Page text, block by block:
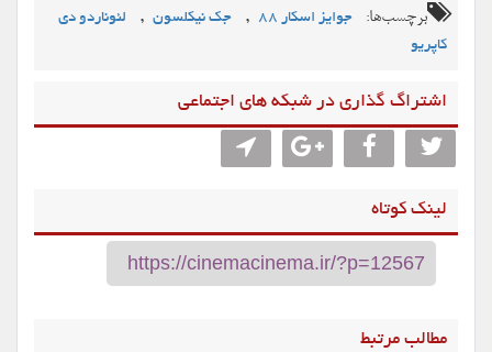
برچسب‌ها: جوایز اسکار 88 , جک نیکلسون ,
لئوناردو دی‌
کاپریو
اشتراگ گذاری در شبکه های اجتماعی
لینک کوتاه
مطالب مرتبط